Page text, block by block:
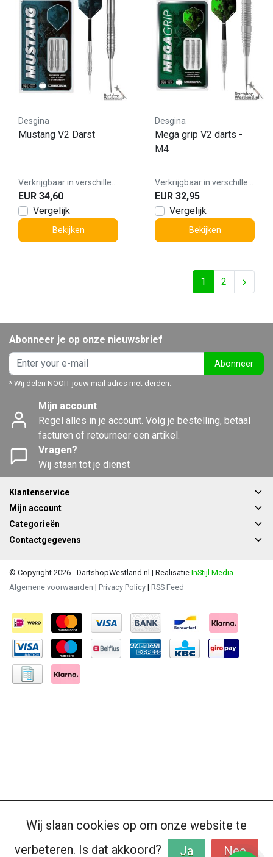
Desgina
Mustang V2 Darst
EUR 34,60
Vergelijk
Bekijken
Desgina
Mega grip V2 darts -
M4
EUR 32,95
Vergelijk
Bekijken
1 2
Abonneer je op onze nieuwsbrief
Abonneer
* Wij delen NOOIT jouw mail adres met derden.
Mijn account
Regel alles in je account. Volg je bestelling, betaal
facturen of retourneer een artikel.
Vragen?
Wij staan tot je dienst
Klantenservice
Mijn account
Categorieën
Contactgegevens
© Copyright 2026 - DartshopWestland.nl | Realisatie InStijl Media
Algemene voorwaarden | Privacy Policy | RSS Feed
Wij slaan cookies op om onze website te
verbeteren. Is dat akkoord?
Ja Nee